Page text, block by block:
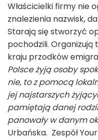
Właścicielki firmy nie
znalezienia nazwisk,
Starają się stworzyć
pochodzili.
kraju przodków
Polsce żyją osoby
nie, to z pomocą
jej najstarszych
pamiętają danej
panowały w danym
Urbańska. Zespół